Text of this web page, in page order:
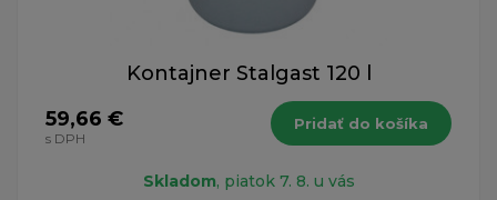
Kontajner Stalgast 120 l
59,66 €
s DPH
Pridať do košíka
Skladom, piatok 7. 8. u vás